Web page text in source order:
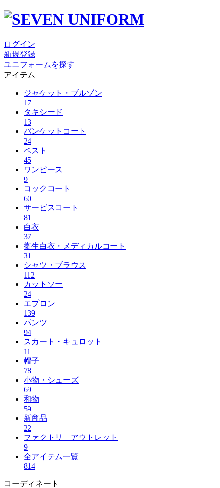
ログイン
新規登録
ユニフォームを探す
アイテム
ジャケット・ブルゾン
17
タキシード
13
バンケットコート
24
ベスト
45
ワンピース
9
コックコート
60
サービスコート
81
白衣
37
衛生白衣・メディカルコート
31
シャツ・ブラウス
112
カットソー
24
エプロン
139
パンツ
94
スカート・キュロット
11
帽子
78
小物・シューズ
69
和物
59
新商品
22
ファクトリーアウトレット
9
全アイテム一覧
814
コーディネート